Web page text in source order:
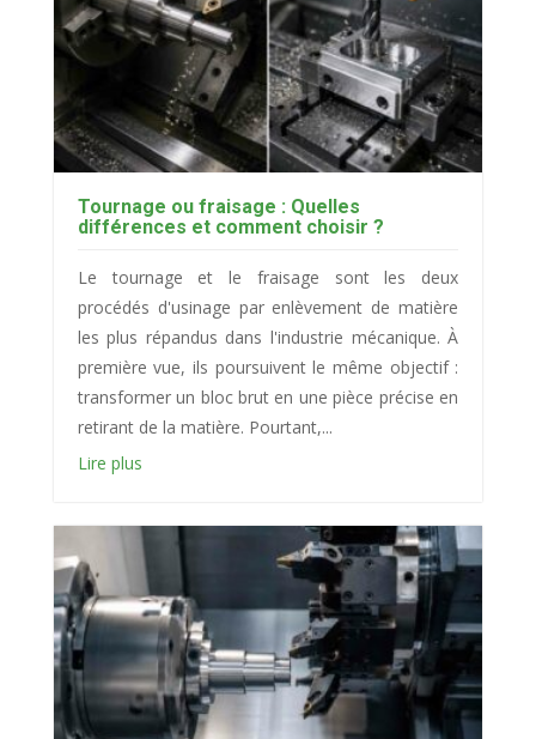
Tournage ou fraisage : Quelles
différences et comment choisir ?
Le tournage et le fraisage sont les deux
procédés d'usinage par enlèvement de matière
les plus répandus dans l'industrie mécanique. À
première vue, ils poursuivent le même objectif :
transformer un bloc brut en une pièce précise en
retirant de la matière. Pourtant,...
Lire plus